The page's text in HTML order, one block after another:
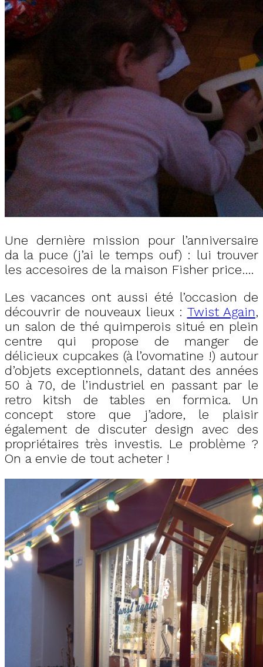
Une dernière mission pour l’anniversaire
da la puce (j’ai le temps ouf) : lui trouver
les accesoires de la maison Fisher price….
Les vacances ont aussi été l’occasion de
découvrir de nouveaux lieux : Twist Again,
un salon de thé quimperois situé en plein
centre qui propose de manger de
délicieux cupcakes (à l’ovomatine !) autour
d’objets exceptionnels, datant des années
50 à 70, de l’industriel en passant par le
retro kitsh de tables en formica. Un
concept store que j’adore, le plaisir
également de discuter design avec des
propriétaires très investis. Le problème ?
On a envie de tout acheter !